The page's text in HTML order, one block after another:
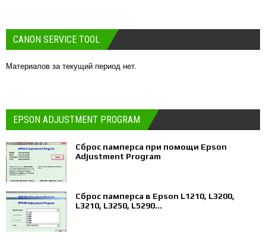
CANON SERVICE TOOL
Материалов за текущий период нет.
EPSON ADJUSTMENT PROGRAM
Сброс памперса при помощи Epson
Adjustment Program
Сброс памперса в Epson L1210, L3200,
L3210, L3250, L5290...